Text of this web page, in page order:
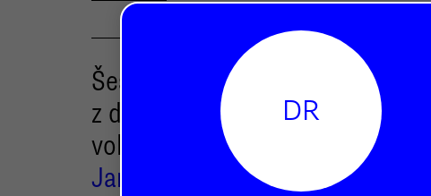
Šest bizarních pamětihodností
z druhého kola prezidentských
voleb
Jan Gruber
DR